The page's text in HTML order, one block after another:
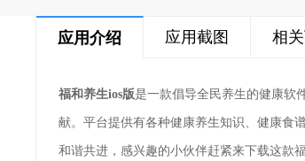
应用介绍 应用截图 相
福和养生ios版是一款倡导全民养生的健康软
献。平台提供有各种健康养生知识、健康食
和谐共进，感兴趣的小伙伴赶紧来下载这款